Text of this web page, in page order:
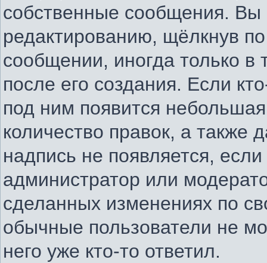
собственные сообщения. Вы
редактированию, щёлкнув
сообщении, иногда только в
после его создания. Если
под ним появится
количество правок, а также
надпись не появляется,
администратор или
сделанных изменениях по
обычные пользователи не
него уже кто-то ответил.